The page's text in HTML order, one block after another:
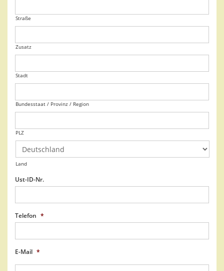
Straße
Zusatz
Stadt
Bundesstaat / Provinz / Region
PLZ
Land
Ust-ID-Nr.
Telefon *
E-Mail *